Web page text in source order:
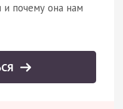
почему она нам